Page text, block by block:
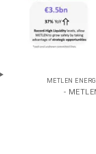
METLEN
-